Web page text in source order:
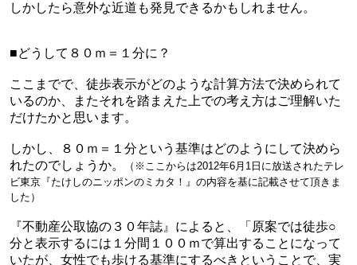
しかしたら意外な近道も発見できるかもしれません。
■どうして８０ｍ＝１分に？
ここまでで、徒歩表示がどのような計算方法で決められて
いるのか、またそれを踏まえた上での考え方はご理解いた
だけたかと思います。
しかし、８０ｍ＝１分という基準はどのようにして決めら
れたのでしょうか。
（※ここからは2012年6月1日に放送されたテレ
ビ東京『たけしのニッポンのミカタ！』の内容を基に記載させて頂きま
した）
『不動産公取協の３０年誌』によると、「原案では徒歩○
分と表示するには１分間１００ｍで算出することになって
いたが、女性でも歩ける基準にするべきということで、実